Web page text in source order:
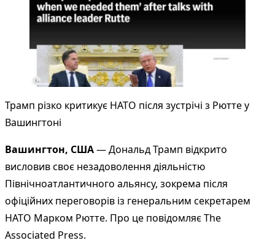
Трамп різко критикує НАТО після зустрічі з Рютте у
Вашингтоні
Вашингтон, США— Дональд Трамп відкрито
висловив своє незадоволення діяльністю
Північноатлантичного альянсу, зокрема після
офіційних переговорів із генеральним секретарем
НАТО Марком Рютте. Про це повідомляєThe
Associated Press.